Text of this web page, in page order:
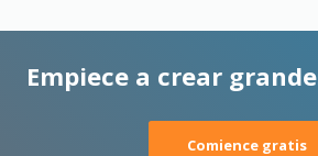
Empiece a crear
Comience gratis